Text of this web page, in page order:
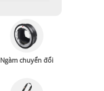
Ngàm chuyển đổi